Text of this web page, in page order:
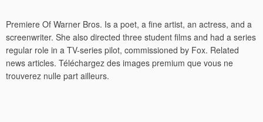
Premiere Of Warner Bros. Is a poet, a fine artist, an actress, and a
screenwriter. She also directed three student films and had a series
regular role in a TV-series pilot, commissioned by Fox. Related
news articles. Téléchargez des images premium que vous ne
trouverez nulle part ailleurs.